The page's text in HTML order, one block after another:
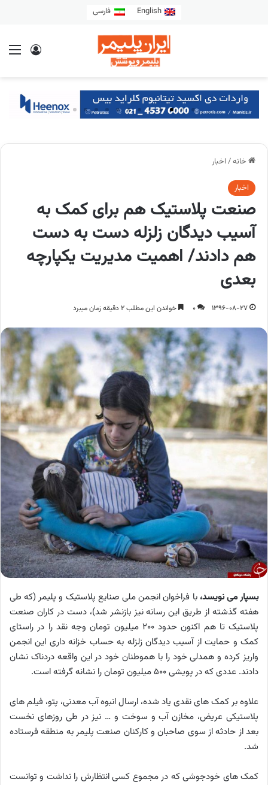
English فارسی
خانه/ اخبار
اخبار
صنعت پلاستیک هم برای کمک به
آسیب دیدگان زلزله دست به دست
هم دادند/ اهمیت مدیریت یکپارچه
بعدی
1396-08-27
0 خواندن این مطلب 2 دقیقه زمان میبرد
بسپار می نویسد، با فراخوان انجمن ملی صنایع پلاستیک و پلیمر (که طی
هفته گذشته از طریق این رسانه نیز بازنشر شد)، دست در کاران صنعت
پلاستیک تا هم اکنون حدود 200 میلیون تومان وجه نقد را در راستای
کمک و حمایت از آسیب دیدگان زلزله به حساب خزانه داری این انجمن
واریز کرده و همدلی خود را با هموطنان خود در این واقعه دردناک نشان
دادند. عددی که در پویشی 500 میلیون تومان را نشانه گرفته است.
علاوه بر کمک های نقدی یاد شده، ارسال انبوه آب معدنی، پتو، فیلم های
پلاستیکی عریض، مخازن آب و سوخت و … نیز در طی روزهای نخست
بعد از حادثه از سوی صاحبان و کارکنان صنعت پلیمر به منطقه فرستاده
شد.
کمک های خودجوشی که در مجموع کسی انتظارش را نداشت و توانست